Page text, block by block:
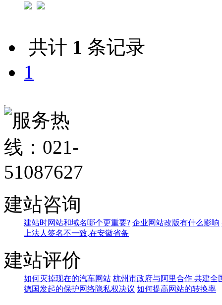
共计 1 条记录
1
建站咨询
建站时网站和域名哪个更重要? 企业网站改版有什么影响
上法人签名不一致,在安徽省备
建站评价
如何灭掉现在的汽车网站 杭州市政府与阿里合作 共建全
德国发起的保护网络隐私权决议 如何提高网站的转换率